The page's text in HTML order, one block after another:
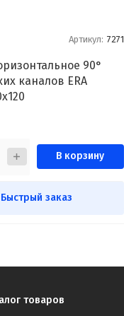
Артикул: 7271
90°
каналов ERA
В корзину
Быстрый заказ
товаров